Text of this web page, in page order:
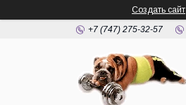
Создать сайт
+7 (747) 275-32-57